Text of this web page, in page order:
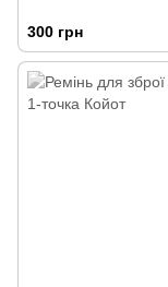
300 грн